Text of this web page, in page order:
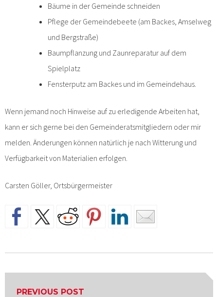
Bäume in der Gemeinde schneiden
Pflege der Gemeindebeete (am Backes, Amselweg
und Bergstraße)
Baumpflanzung und Zaunreparatur auf dem
Spielplatz
Fensterputz am Backes und im Gemeindehaus.
Wenn jemand noch Hinweise auf zu erledigende Arbeiten hat,
kann er sich gerne bei den Gemeinderatsmitgliedern oder mir
melden. Änderungen können natürlich je nach Witterung und
Verfügbarkeit von Materialien erfolgen.
Carsten Göller, Ortsbürgermeister
PREVIOUS POST